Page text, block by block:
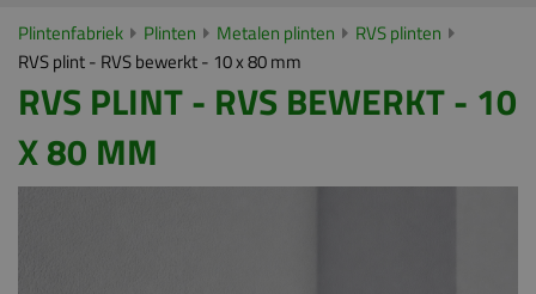
Plintenfabriek Plinten Metalen plinten
RVS plinten
RVS plint - RVS bewerkt - 10 x 80 mm
RVS PLINT - RVS BEWERKT - 10
X 80 MM